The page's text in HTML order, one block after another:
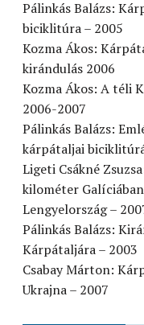
Pálinkás Balázs:
biciklitúra – 2005
Kozma Ákos:
kirándulás 2006
Kozma Ákos: A téli
2006-2007
Pálinkás Balázs:
kárpátaljai
Ligeti Csákné
kilométer
Lengyelország –
Pálinkás Balázs:
Kárpátaljára – 2003
Csabay Márton:
Ukrajna – 2007